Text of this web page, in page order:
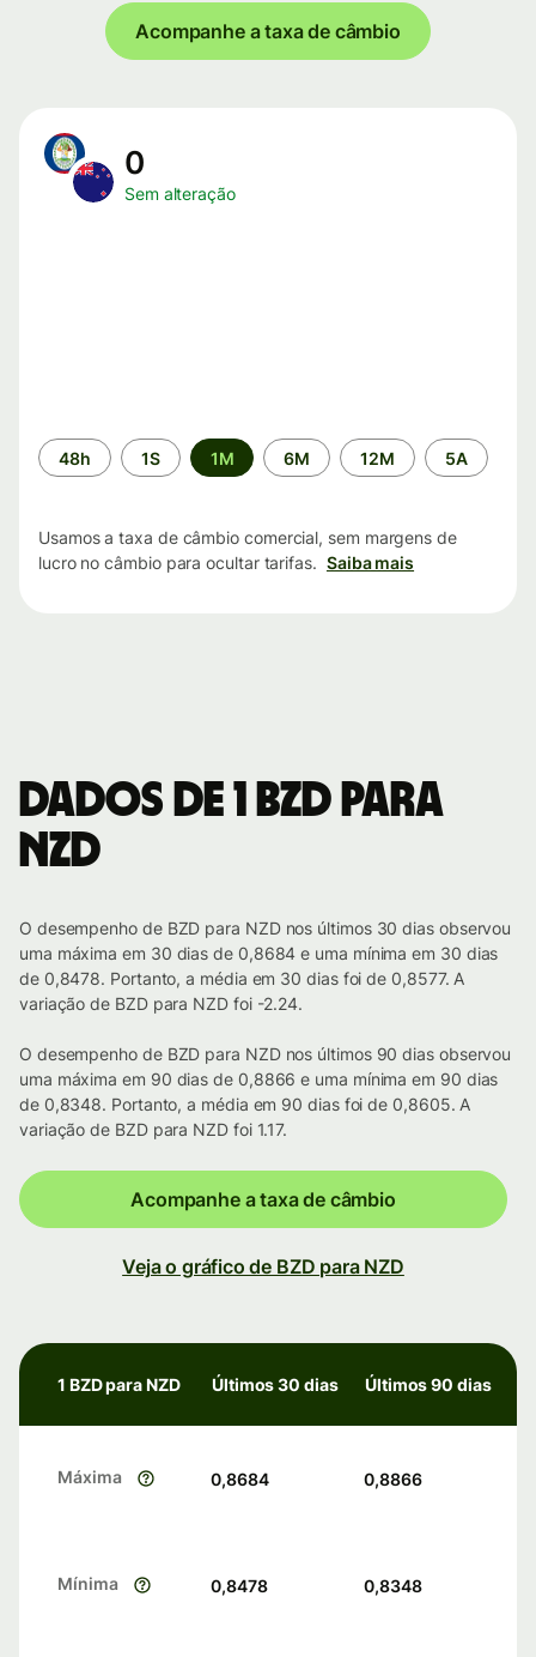
Acompanhe a taxa de câmbio
0
Sem alteração
Período
de
48h 1S 1M 6M 12M 5A
Usamos a taxa de câmbio comercial, sem margens de
lucro no câmbio para ocultar tarifas. Saiba mais
Dados de 1 BZD para
NZD
O desempenho de BZD para NZD nos últimos 30 dias observou
uma máxima em 30 dias de 0,8684 e uma mínima em 30 dias
de 0,8478. Portanto, a média em 30 dias foi de 0,8577. A
variação de BZD para NZD foi -2.24.
O desempenho de BZD para NZD nos últimos 90 dias observou
uma máxima em 90 dias de 0,8866 e uma mínima em 90 dias
de 0,8348. Portanto, a média em 90 dias foi de 0,8605. A
variação de BZD para NZD foi 1.17.
Acompanhe a taxa de câmbio
Veja o gráfico de BZD para NZD
1 BZD para NZD Últimos 30 dias Últimos 90 dias
Máxima 0,8684 0,8866
Mínima 0,8478 0,8348